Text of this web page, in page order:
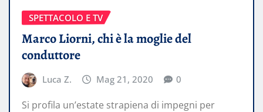
SPETTACOLO E TV
Marco Liorni, chi è la moglie del
conduttore
Luca Z. Mag 21, 2020 0
Si profila un’estate strapiena di impegni per